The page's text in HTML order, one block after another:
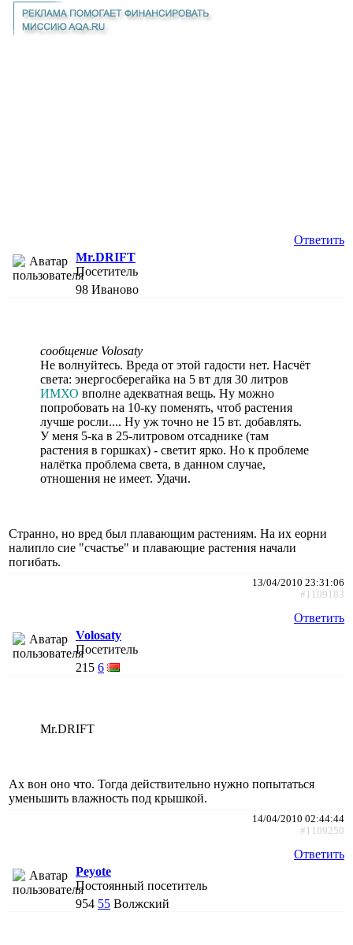
Ответить
Mr.DRIFT
Посетитель
98 Иваново
сообщение Volosaty
Не волнуйтесь. Вреда от этой гадости нет. Насчёт
света: энергосберегайка на 5 вт для 30 литров
ИМХО вполне адекватная вещь. Ну можно
попробовать на 10-ку поменять, чтоб растения
лучше росли.... Ну уж точно не 15 вт. добавлять.
У меня 5-ка в 25-литровом отсаднике (там
растения в горшках) - светит ярко. Но к проблеме
налётка проблема света, в данном случае,
отношения не имеет. Удачи.
Странно, но вред был плавающим растениям. На их еорни
налипло сие "счастье" и плавающие растения начали
погибать.
13/04/2010 23:31:06
#1109183
Ответить
Volosaty
Посетитель
215 6
Mr.DRIFT
Ах вон оно что. Тогда действительно нужно попытаться
уменьшить влажность под крышкой.
14/04/2010 02:44:44
#1109250
Ответить
Peyote
Постоянный посетитель
954 55 Волжский